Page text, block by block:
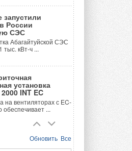
запустили
России
СЭС
Абагайтуйской СЭС
тыс. кВт-ч ...
установка
INT EC
на вентиляторах с EC-
обеспечивает ...
создалиОбновить Все